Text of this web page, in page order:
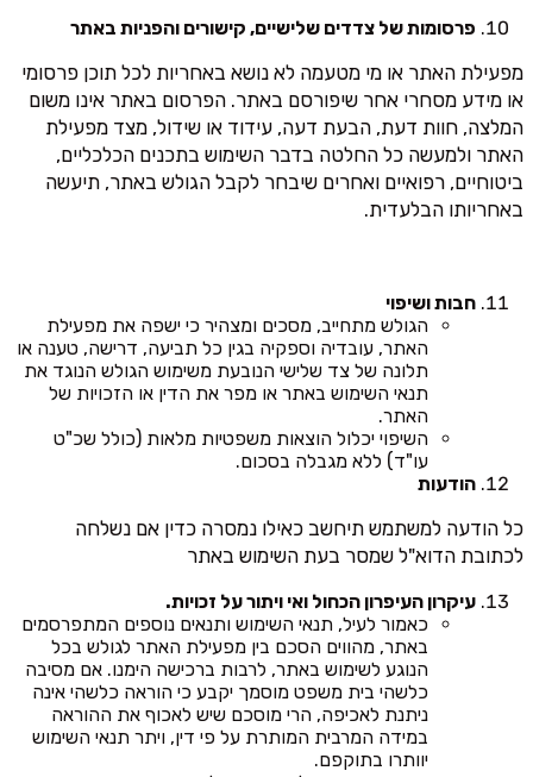
פרסומות של צדדים שלישיים, קישורים והפניות באתר
מפעילת האתר או מי מטעמה לא נושא באחריות לכל תוכן פרסומי
או מידע מסחרי אחר שיפורסם באתר. הפרסום באתר אינו משום
המלצה, חוות דעת, הבעת דעה, עידוד או שידול, מצד מפעילת
האתר ולמעשה כל החלטה בדבר השימוש בתכנים הכלכליים,
ביטוחיים, רפואיים ואחרים שיבחר לקבל הגולש באתר, תיעשה
באחריותו הבלעדית.
חבות ושיפוי
הגולש מתחייב, מסכים ומצהיר כי ישפה את מפעילת
האתר, עובדיה וספקיה בגין כל תביעה, דרישה, טענה או
תלונה של צד שלישי הנובעת משימוש הגולש הנוגד את
תנאי השימוש באתר או מפר את הדין או הזכויות של
האתר.
השיפוי יכלול הוצאות משפטיות מלאות (כולל שכ"ט
עו"ד) ללא מגבלה בסכום.
הודעות
כל הודעה למשתמש תיחשב כאילו נמסרה כדין אם נשלחה
לכתובת הדוא"ל שמסר בעת השימוש באתר
עיקרון העיפרון הכחול ואי ויתור על זכויות.
כאמור לעיל, תנאי השימוש ותנאים נוספים המתפרסמים
באתר, מהווים הסכם בין מפעילת האתר לגולש בכל
הנוגע לשימוש באתר, לרבות ברכישה הימנו. אם מסיבה
כלשהי בית משפט מוסמך יקבע כי הוראה כלשהי אינה
ניתנת לאכיפה, הרי מוסכם שיש לאכוף את ההוראה
במידה המרבית המותרת על פי דין, ויתר תנאי השימוש
יוותרו בתוקפם.